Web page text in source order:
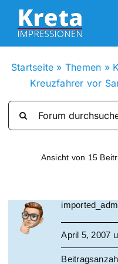
Zum
Inhalt
springen
Startseite » Themen »
Kreuzfahrer vor
Ansicht von 15
April 5, 2007